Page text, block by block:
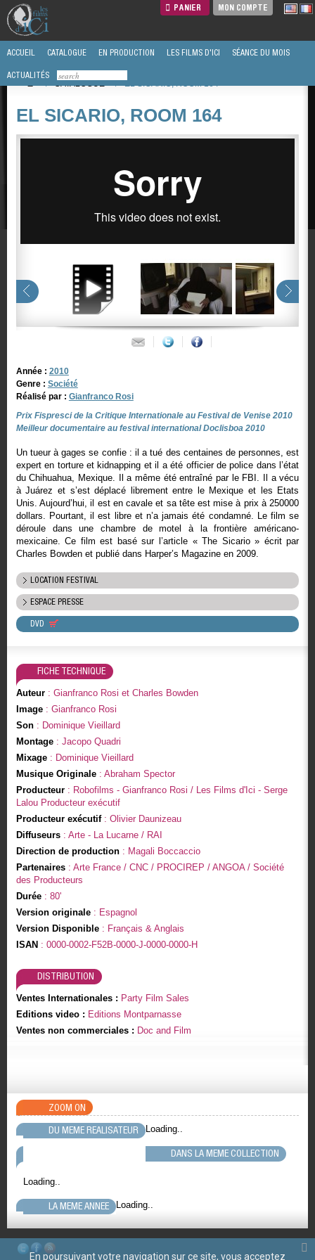
PANIER MON COMPTE
ACCUEIL CATALOGUE EN PRODUCTION LES FILMS D'ICI SÉANCE DU MOIS
ACTUALITÉS
/
CATALOGUE / EL SICARIO, ROOM 164
EL SICARIO, ROOM 164
Année : 2010
Genre : Société
Réalisé par : Gianfranco Rosi
Prix Fispresci de la Critique Internationale au Festival de Venise 2010
Meilleur documentaire au festival international Doclisboa 2010
Un tueur à gages se confie : il a tué des centaines de personnes, est
expert en torture et kidnapping et il a été officier de police dans l’état
du Chihuahua, Mexique. Il a même été entraîné par le FBI. Il a vécu
à Juárez et s’est déplacé librement entre le Mexique et les Etats
Unis. Aujourd’hui, il est en cavale et sa tête est mise à prix à 250000
dollars. Pourtant, il est libre et n’a jamais été condamné. Le film se
déroule dans une chambre de motel à la frontière américano-
mexicaine. Ce film est basé sur l’article « The Sicario » écrit par
Charles Bowden et publié dans Harper’s Magazine en 2009.
LOCATION FESTIVAL
ESPACE PRESSE
DVD
FICHE TECHNIQUE
Auteur: Gianfranco Rosi et Charles Bowden
Image: Gianfranco Rosi
Son: Dominique Vieillard
Montage: Jacopo Quadri
Mixage: Dominique Vieillard
Musique Originale: Abraham Spector
Producteur: Robofilms - Gianfranco Rosi / Les Films d'Ici - Serge
Lalou Producteur exécutif
Producteur exécutif: Olivier Daunizeau
Diffuseurs: Arte - La Lucarne / RAI
Direction de production: Magali Boccaccio
Partenaires: Arte France / CNC / PROCIREP / ANGOA / Société
des Producteurs
Durée: 80'
Version originale: Espagnol
Version Disponible: Français & Anglais
ISAN : 0000-0002-F52B-0000-J-0000-0000-H
DISTRIBUTION
Ventes Internationales : Party Film Sales
Editions video : Editions Montparnasse
Ventes non commerciales : Doc and Film
ZOOM ON
DU MEME REALISATEUR
Loading..
DANS LA MEME COLLECTION
Loading..
LA MEME ANNEE Loading..
En poursuivant votre navigation sur ce site, vous acceptez